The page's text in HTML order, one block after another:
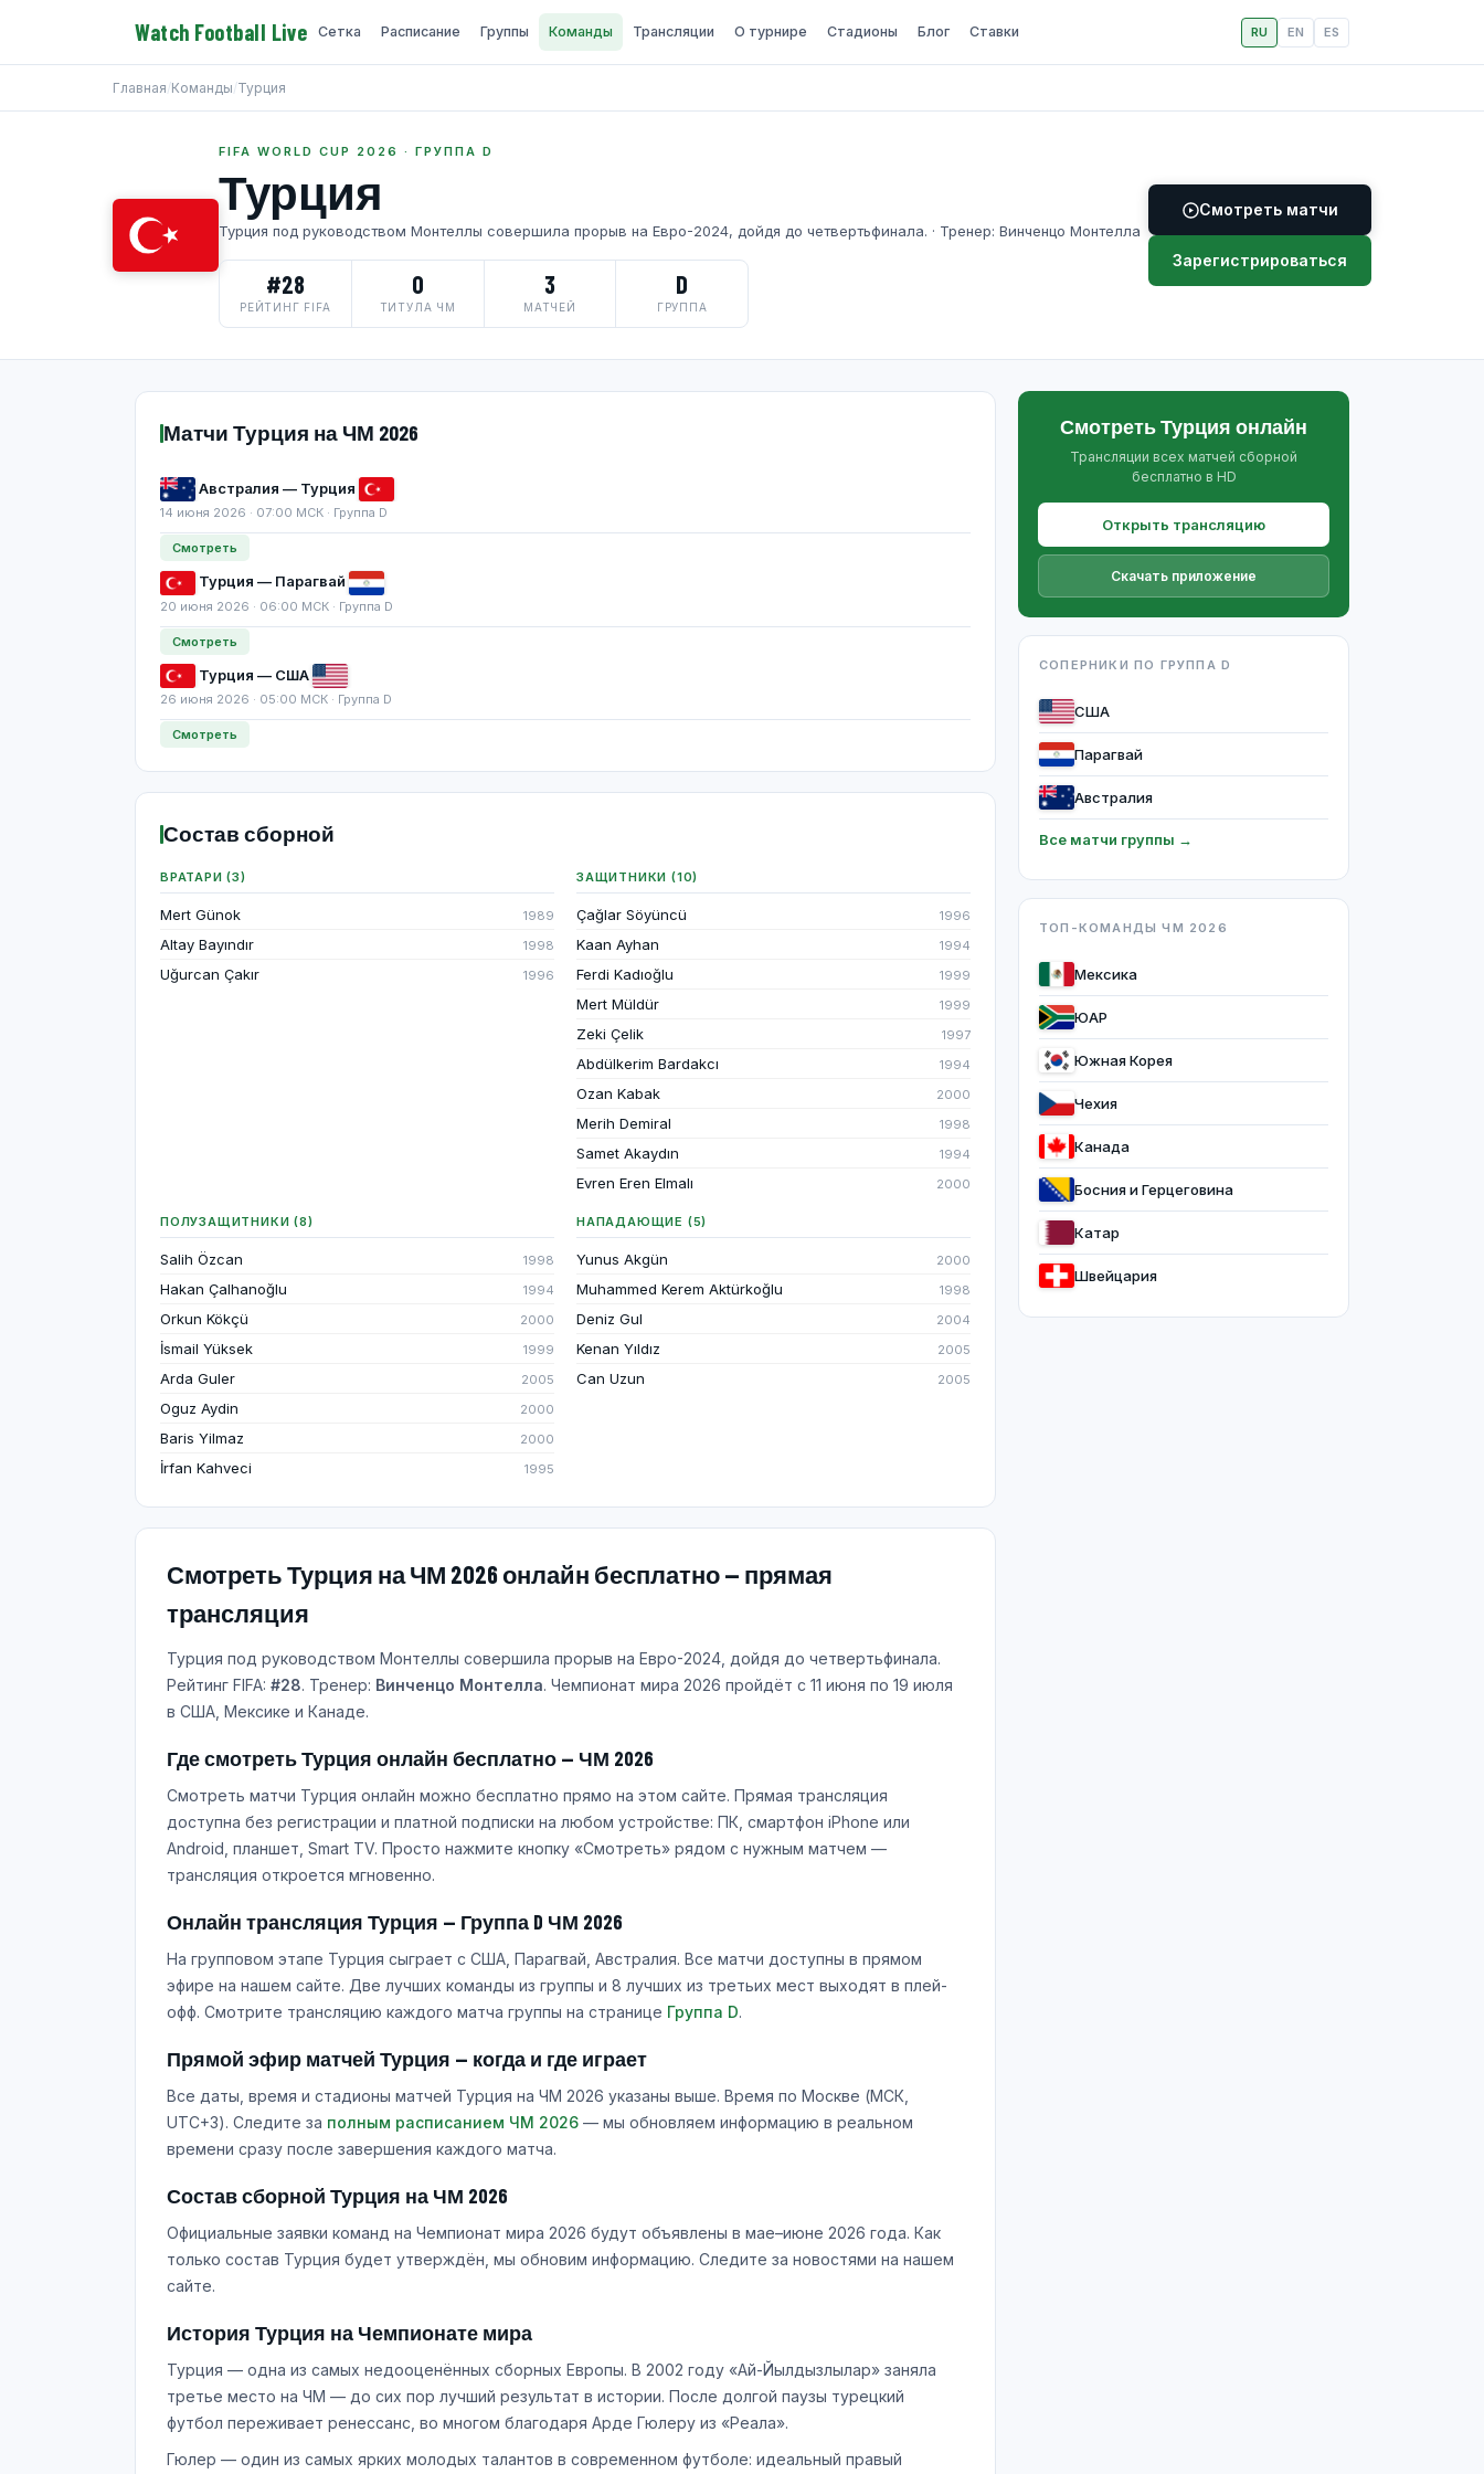
Watch Football Live Сетка Расписание Группы Команды Трансляции О турнире Стадионы Блог Ставки RU EN ES
Главная/Команды/Турция
FIFA WORLD CUP 2026 · ГРУППА D
Турция
Турция под руководством Монтеллы совершила прорыв на Евро-2024, дойдя до четвертьфинала. · Тренер: Винченцо Монтелла
#28
РЕЙТИНГ FIFA
0
ТИТУЛА ЧМ
3
МАТЧЕЙ
D
ГРУППА
Смотреть матчи
Зарегистрироваться
Матчи Турция на ЧМ 2026
Австралия — Турция
14 июня 2026 · 07:00 МСК · Группа D
Смотреть
Турция — Парагвай
20 июня 2026 · 06:00 МСК · Группа D
Смотреть
Турция — США
26 июня 2026 · 05:00 МСК · Группа D
Смотреть
Состав сборной
ВРАТАРИ (3)
Mert Günok 1989
Altay Bayındır 1998
Uğurcan Çakır 1996
ЗАЩИТНИКИ (10)
Çağlar Söyüncü 1996
Kaan Ayhan 1994
Ferdi Kadıoğlu 1999
Mert Müldür 1999
Zeki Çelik 1997
Abdülkerim Bardakcı 1994
Ozan Kabak 2000
Merih Demiral 1998
Samet Akaydın 1994
Evren Eren Elmalı 2000
ПОЛУЗАЩИТНИКИ (8)
Salih Özcan 1998
Hakan Çalhanoğlu 1994
Orkun Kökçü 2000
İsmail Yüksek 1999
Arda Guler 2005
Oguz Aydin 2000
Baris Yilmaz 2000
İrfan Kahveci 1995
НАПАДАЮЩИЕ (5)
Yunus Akgün 2000
Muhammed Kerem Aktürkoğlu 1998
Deniz Gul 2004
Kenan Yıldız 2005
Can Uzun 2005
Смотреть Турция на ЧМ 2026 онлайн бесплатно — прямая
трансляция
Турция под руководством Монтеллы совершила прорыв на Евро-2024, дойдя до четвертьфинала.
Рейтинг FIFA: #28. Тренер: Винченцо Монтелла. Чемпионат мира 2026 пройдёт с 11 июня по 19 июля
в США, Мексике и Канаде.
Где смотреть Турция онлайн бесплатно — ЧМ 2026
Смотреть матчи Турция онлайн можно бесплатно прямо на этом сайте. Прямая трансляция
доступна без регистрации и платной подписки на любом устройстве: ПК, смартфон iPhone или
Android, планшет, Smart TV. Просто нажмите кнопку «Смотреть» рядом с нужным матчем —
трансляция откроется мгновенно.
Онлайн трансляция Турция — Группа D ЧМ 2026
На групповом этапе Турция сыграет с США, Парагвай, Австралия. Все матчи доступны в прямом
эфире на нашем сайте. Две лучших команды из группы и 8 лучших из третьих мест выходят в плей-
офф. Смотрите трансляцию каждого матча группы на странице Группа D.
Прямой эфир матчей Турция — когда и где играет
Все даты, время и стадионы матчей Турция на ЧМ 2026 указаны выше. Время по Москве (МСК,
UTC+3). Следите за полным расписанием ЧМ 2026 — мы обновляем информацию в реальном
времени сразу после завершения каждого матча.
Состав сборной Турция на ЧМ 2026
Официальные заявки команд на Чемпионат мира 2026 будут объявлены в мае–июне 2026 года. Как
только состав Турция будет утверждён, мы обновим информацию. Следите за новостями на нашем
сайте.
История Турция на Чемпионате мира
Турция — одна из самых недооценённых сборных Европы. В 2002 году «Ай-Йылдызлылар» заняла
третье место на ЧМ — до сих пор лучший результат в истории. После долгой паузы турецкий
футбол переживает ренессанс, во многом благодаря Арде Гюлеру из «Реала».
Гюлер — один из самых ярких молодых талантов в современном футболе: идеальный правый
Смотреть Турция онлайн
Трансляции всех матчей сборной
бесплатно в HD
Открыть трансляцию
Скачать приложение
СОПЕРНИКИ ПО ГРУППА D
США
Парагвай
Австралия
Все матчи группы →
ТОП-КОМАНДЫ ЧМ 2026
Мексика
ЮАР
Южная Корея
Чехия
Канада
Босния и Герцеговина
Катар
Швейцария